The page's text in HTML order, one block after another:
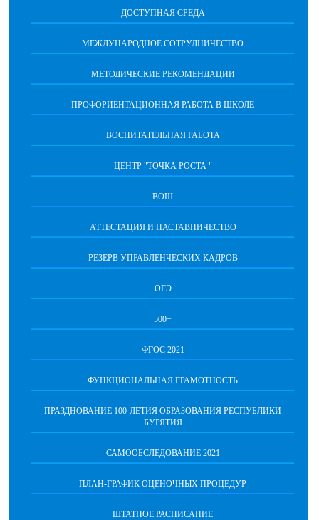
ДОСТУПНАЯ СРЕДА
МЕЖДУНАРОДНОЕ СОТРУДНИЧЕСТВО
МЕТОДИЧЕСКИЕ РЕКОМЕНДАЦИИ
ПРОФОРИЕНТАЦИОННАЯ РАБОТА В ШКОЛЕ
ВОСПИТАТЕЛЬНАЯ РАБОТА
ЦЕНТР "ТОЧКА РОСТА "
ВОШ
АТТЕСТАЦИЯ И НАСТАВНИЧЕСТВО
РЕЗЕРВ УПРАВЛЕНЧЕСКИХ КАДРОВ
ОГЭ
500+
ФГОС 2021
ФУНКЦИОНАЛЬНАЯ ГРАМОТНОСТЬ
ПРАЗДНОВАНИЕ 100-ЛЕТИЯ ОБРАЗОВАНИЯ РЕСПУБЛИКИ
БУРЯТИЯ
САМООБСЛЕДОВАНИЕ 2021
ПЛАН-ГРАФИК ОЦЕНОЧНЫХ ПРОЦЕДУР
ШТАТНОЕ РАСПИСАНИЕ